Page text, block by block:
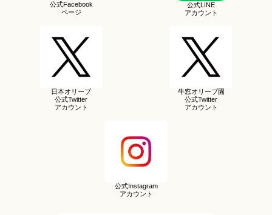
公式Facebook
ページ
公式LINE
アカウント
日本オリーブ
公式Twitter
アカウント
牛窓オリーブ園
公式Twitter
アカウント
公式Instagram
アカウント